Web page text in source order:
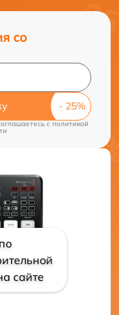
со
cполитикой
сайте